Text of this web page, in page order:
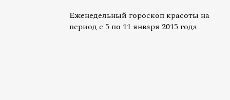
Еженедельный гороскоп красоты на
период с 5 по 11 января 2015 года